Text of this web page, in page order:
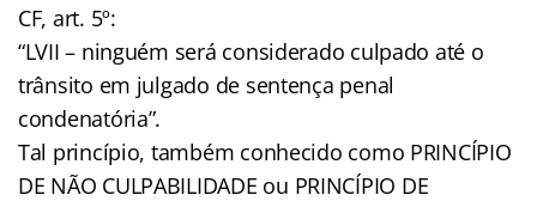
CF, art. 5º:
“LVII – ninguém será considerado culpado até o
trânsito em julgado de sentença penal
condenatória”.
Tal princípio, também conhecido como PRINCÍPIO
DE NÃO CULPABILIDADE ou PRINCÍPIO DE